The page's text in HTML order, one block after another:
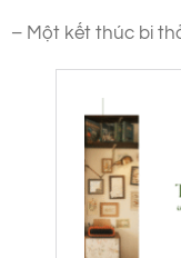
– Một kết thúc bi